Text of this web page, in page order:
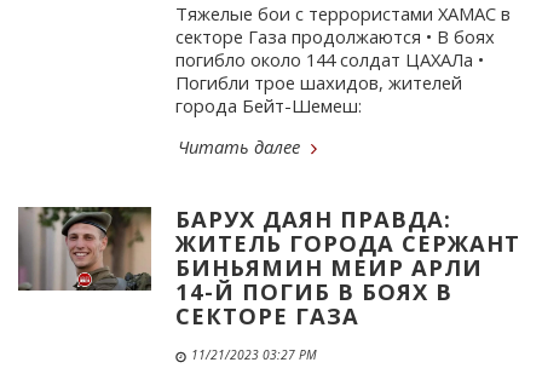
Тяжелые бои с террористами ХАМАС в
секторе Газа продолжаются • В боях
погибло около 144 солдат ЦАХАЛа •
Погибли трое шахидов, жителей
города Бейт-Шемеш:
Читать далее
БАРУХ ДАЯН ПРАВДА:
ЖИТЕЛЬ ГОРОДА СЕРЖАНТ
БИНЬЯМИН МЕИР АРЛИ
14-Й ПОГИБ В БОЯХ В
СЕКТОРЕ ГАЗА
11/21/2023 03:27 PM